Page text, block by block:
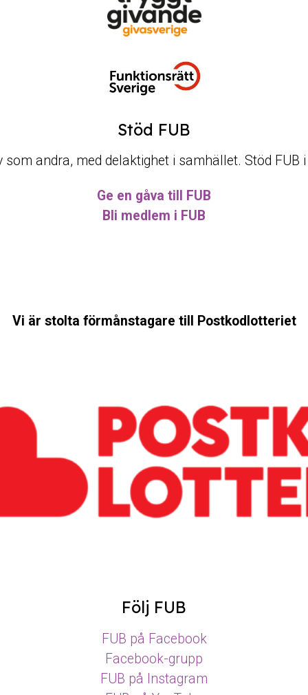
Stöd FUB
som andra, med delaktighet i samhället. Stöd FUB
Ge en gåva till FUB
Bli medlem i FUB
Vi är stolta förmånstagare till Postkodlotteriet
Följ FUB
FUB på Facebook
Facebook-grupp
FUB på Instagram